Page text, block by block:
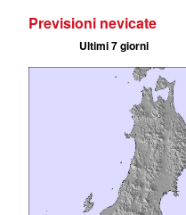
Previsioni nevicate
Ultimi 7 giorni